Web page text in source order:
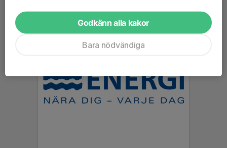
Godkänn alla kakor
Bara nödvändiga